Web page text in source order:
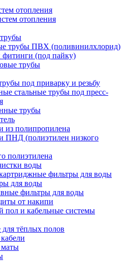
отопления
отопления
трубы ПВХ (поливинилхлорид)
(под пайку)
трубы
под приварку и резьбу
стальные трубы под пресс-
трубы
из полипропилена
ПНД (полиэтилен низкого
полиэтилена
воды
фильтры для воды
для воды
фильтры для воды
от накипи
пол и кабельные системы
тёплых полов
маты